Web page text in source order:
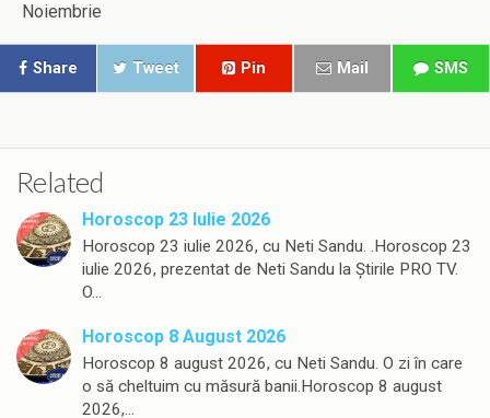
Noiembrie
Share Tweet Pin Mail SMS
Related
Horoscop 23 Iulie 2026
Horoscop 23 iulie 2026, cu Neti Sandu. .Horoscop 23
iulie 2026, prezentat de Neti Sandu la Știrile PRO TV.
O…
Horoscop 8 August 2026
Horoscop 8 august 2026, cu Neti Sandu. O zi în care
o să cheltuim cu măsură banii.Horoscop 8 august
2026,…